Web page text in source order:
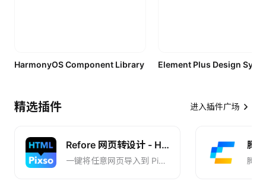
HarmonyOS Component Library
精选插件 进入插件广场
Refore 网页转设计 - HTML to Pixso
一键将任意网页导入到 Pixso, 一键导入 AI 设计到 Pixso
腾
腾讯